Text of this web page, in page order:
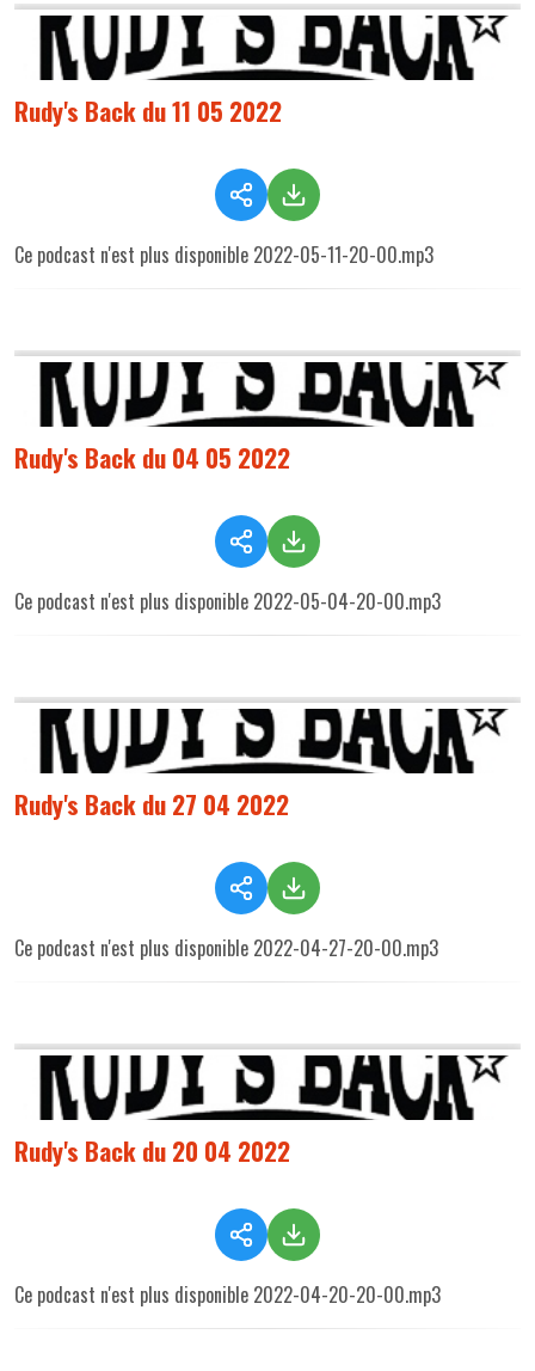
Rudy's Back du 11 05 2022
Ce podcast n'est plus disponible 2022-05-11-20-00.mp3
Rudy's Back du 04 05 2022
Ce podcast n'est plus disponible 2022-05-04-20-00.mp3
Rudy's Back du 27 04 2022
Ce podcast n'est plus disponible 2022-04-27-20-00.mp3
Rudy's Back du 20 04 2022
Ce podcast n'est plus disponible 2022-04-20-20-00.mp3